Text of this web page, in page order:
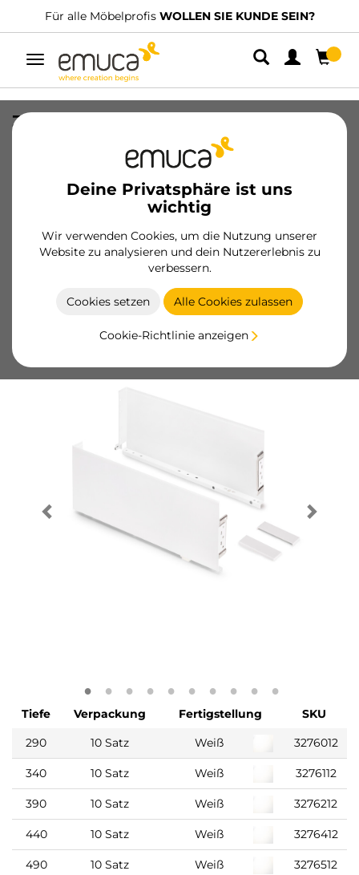
Für alle Möbelprofis WOLLEN SIE KUNDE SEIN?
Umschaltbare
Navigation
Deine Privatsphäre ist uns
wichtig
Wir verwenden Cookies, um die Nutzung unserer
Website zu analysieren und dein Nutzererlebnis zu
verbessern.
Cookies setzen Alle Cookies zulassen
Cookie-Richtlinie anzeigen
Zargen-Satz für Schublade Simplex
Höhe 159mm, Tiefe 290mm, Stahl, Weiß
3276012/EAN 8432393311432
Wesentliche Produkte
Werden Sie Kunde
Tiefe Verpackung Fertigstellung
SKU
290
10 Satz Weiß 3276012
340 10 Satz Weiß 3276112
390 10 Satz Weiß 3276212
440 10 Satz Weiß 3276412
490 10 Satz Weiß 3276512